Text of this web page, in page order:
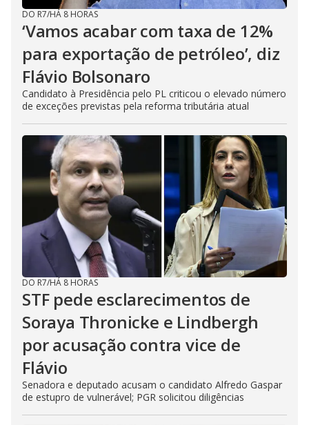
DO R7/HÁ 8 HORAS
‘Vamos acabar com taxa de 12%
para exportação de petróleo’, diz
Flávio Bolsonaro
Candidato à Presidência pelo PL criticou o elevado número
de exceções previstas pela reforma tributária atual
DO R7/HÁ 8 HORAS
STF pede esclarecimentos de
Soraya Thronicke e Lindbergh
por acusação contra vice de
Flávio
Senadora e deputado acusam o candidato Alfredo Gaspar
de estupro de vulnerável; PGR solicitou diligências